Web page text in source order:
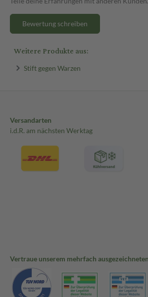
Bewertung schreiben
Weitere Produkte aus:
Stift gegen Warzen
Versandarten
i.d.R. am nächsten Werktag
Vertraue unserem mehrfach